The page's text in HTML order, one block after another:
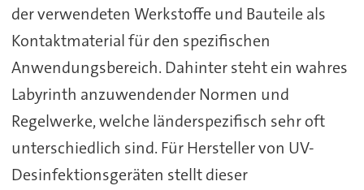
der verwendeten Werkstoffe und Bauteile als
Kontaktmaterial für den spezifischen
Anwendungsbereich. Dahinter steht ein wahres
Labyrinth anzuwendender Normen und
Regelwerke, welche länderspezifisch sehr oft
unterschiedlich sind. Für Hersteller von UV-
Desinfektionsgeräten stellt dieser